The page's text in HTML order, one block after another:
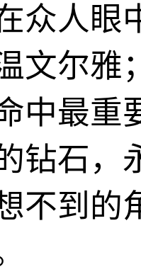
众人眼
文尔雅
中最重
钻石，
不到的